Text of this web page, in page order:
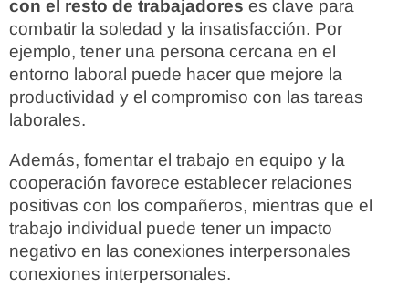
con el resto de trabajadores es clave para
combatir la soledad y la insatisfacción. Por
ejemplo, tener una persona cercana en el
entorno laboral puede hacer que mejore la
productividad y el compromiso con las tareas
laborales.
Además, fomentar el trabajo en equipo y la
cooperación favorece establecer relaciones
positivas con los compañeros, mientras que el
trabajo individual puede tener un impacto
negativo en las conexiones interpersonales
conexiones interpersonales.